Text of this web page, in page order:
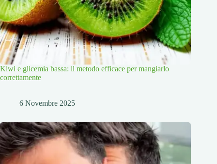
Kiwi e glicemia bassa: il metodo efficace per mangiarlo
correttamente
6 Novembre 2025